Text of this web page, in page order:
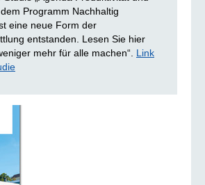
Programm Nachhaltig
eine neue Form der
entstanden. Lesen Sie hier
mehr für alle machen“. Link